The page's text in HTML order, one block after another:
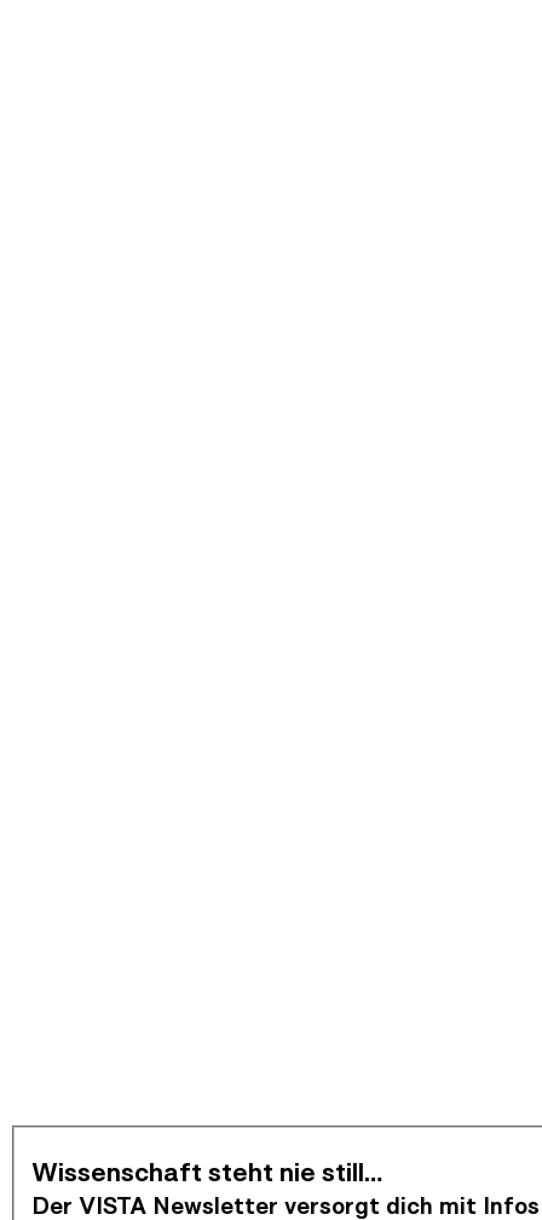
Wissenschaft steht nie still…
Der VISTA Newsletter versorgt dich mit